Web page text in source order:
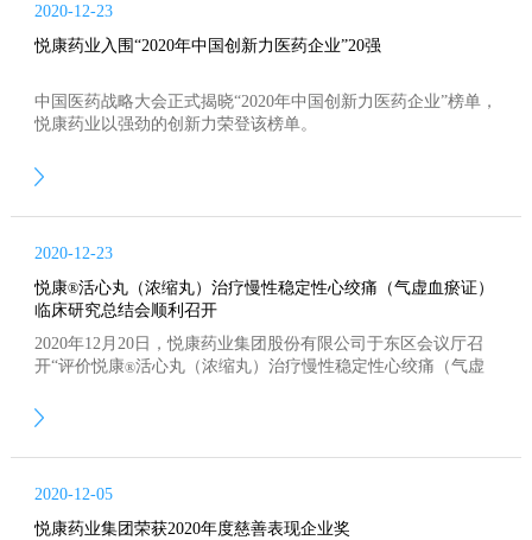
2020-12-23
悦康药业入围“2020年中国创新力医药企业”20强
中国医药战略大会正式揭晓“2020年中国创新力医药企业”榜单，
悦康药业以强劲的创新力荣登该榜单。
2020-12-23
悦康®活心丸（浓缩丸）治疗慢性稳定性心绞痛（气虚血瘀证）
临床研究总结会顺利召开
2020年12月20日，悦康药业集团股份有限公司于东区会议厅召
开“评价悦康®活心丸（浓缩丸）治疗慢性稳定性心绞痛（气虚
会”。会议特邀了中国中医科学院西苑医院陈可冀院士来到现
科学院阜外医院马丽红主任、中国中医科学院西苑医院付长庚
医院杨天伦主任和哈
2020-12-05
悦康药业集团荣获2020年度慈善表现企业奖